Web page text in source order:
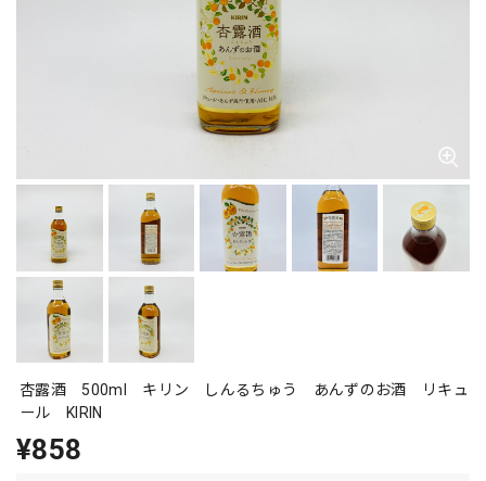
杏露酒 500ml キリン しんるちゅう あんずのお酒 リキュ
ール KIRIN
¥858